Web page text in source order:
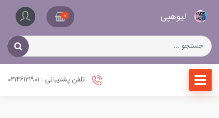
لیو‌هپی 0
تلفن پشتیبانی : 02146121901